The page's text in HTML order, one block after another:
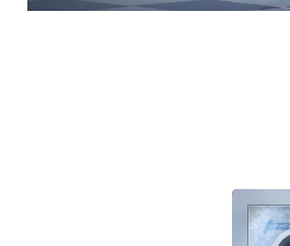
Audio
prehrávač